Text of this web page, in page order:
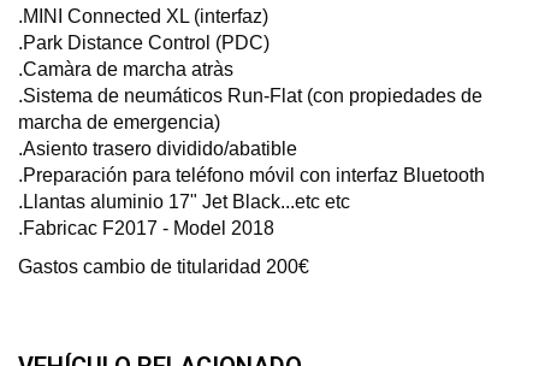
.MINI Connected XL (interfaz)
.Park Distance Control (PDC)
.Camàra de marcha atràs
.Sistema de neumáticos Run-Flat (con propiedades de
marcha de emergencia)
.Asiento trasero dividido/abatible
.Preparación para teléfono móvil con interfaz Bluetooth
.Llantas aluminio 17" Jet Black...etc etc
.Fabricac F2017 - Model 2018
Gastos cambio de titularidad 200€